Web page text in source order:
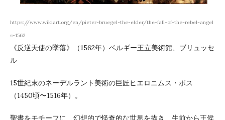
https://www.wikiart.org/en/pieter-bruegel-the-elder/the-fall-of-the-rebel-angel
s-1562
《反逆天使の墜落》（1562年）ベルギー王立美術館、ブリュッセ
ル
15世紀末のネーデルラント美術の巨匠ヒエロニムス・ボス
（1450頃〜1516年）。
聖書をモチーフに、幻想的で怪奇的な世界を描き、生前から王侯